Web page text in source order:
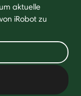
aktuelle
iRobot zu